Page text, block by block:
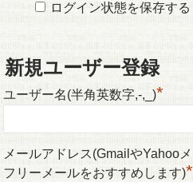
ログイン状態を保存する
新規ユーザー登録
ユーザー名(半角英数字,-,_)*
メールアドレス(GmailやYahoo
フリーメールをおすすめします)*